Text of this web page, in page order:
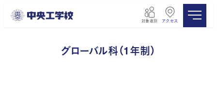
対象者別 アクセス
グローバル科（1年制）